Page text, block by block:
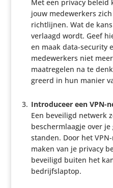
Met een privacy beleid
jouw mede­wer­kers
richt­lijnen. Wat de
verlaagd wordt. Geef
en maak data-security
mede­wer­kers niet
maat­re­gelen na te
greerd in hun manier
Intro­du­ceer een VPN-
Een beveiligd netwerk
bescherm­laagje over
standen. Door het
maken van je privacy
beveiligd buiten het
bedrijfslaptop.